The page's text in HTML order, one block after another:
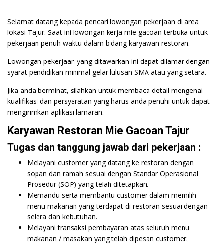
Selamat datang kepada pencari lowongan pekerjaan di area
lokasi Tajur. Saat ini lowongan kerja mie gacoan terbuka untuk
pekerjaan penuh waktu dalam bidang karyawan restoran.
Lowongan pekerjaan yang ditawarkan ini dapat dilamar dengan
syarat pendidikan minimal gelar lulusan SMA atau yang setara.
Jika anda berminat, silahkan untuk membaca detail mengenai
kualifikasi dan persyaratan yang harus anda penuhi untuk dapat
mengirimkan aplikasi lamaran.
Karyawan Restoran Mie Gacoan Tajur
Tugas dan tanggung jawab dari pekerjaan :
Melayani customer yang datang ke restoran dengan
sopan dan ramah sesuai dengan Standar Operasional
Prosedur (SOP) yang telah ditetapkan.
Memandu serta membantu customer dalam memilih
menu makanan yang terdapat di restoran sesuai dengan
selera dan kebutuhan.
Melayani transaksi pembayaran atas seluruh menu
makanan / masakan yang telah dipesan customer.